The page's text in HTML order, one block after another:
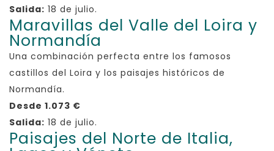
Salida: 18 de julio.
Maravillas del Valle del Loira y
Normandía
Una combinación perfecta entre los famosos
castillos del Loira y los paisajes históricos de
Normandía.
Desde 1.073 €
Salida: 18 de julio.
Paisajes del Norte de Italia,